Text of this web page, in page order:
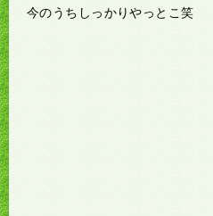
今のうちしっかりやっとこ笑